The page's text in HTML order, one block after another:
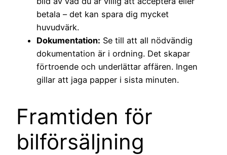
betala – det kan spara dig mycket
huvudvärk.
Dokumentation: Se till att all nödvändig
dokumentation är i ordning. Det skapar
förtroende och underlättar affären. Ingen
gillar att jaga papper i sista minuten.
Framtiden för
bilförsäljning